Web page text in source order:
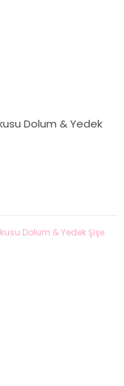
Dolum & Yedek